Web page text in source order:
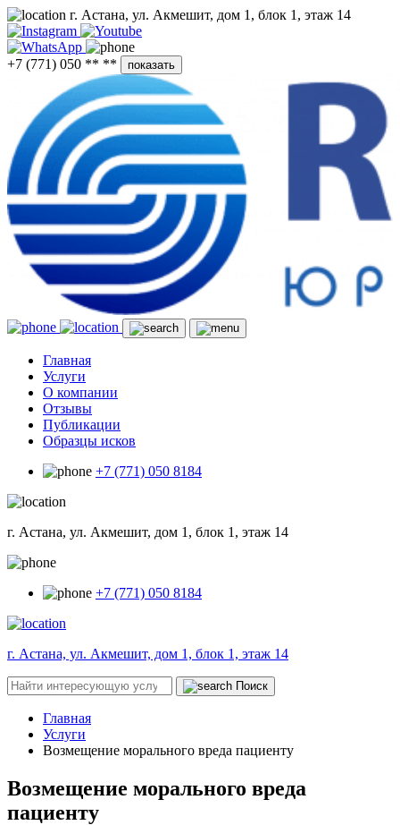
г. Астана, ул. Акмешит, дом 1, блок 1, этаж 14
+7 (771) 050 ** ** показать
Главная
Услуги
О компании
Отзывы
Публикации
Образцы исков
+7 (771) 050 8184
г. Астана, ул. Акмешит, дом 1, блок 1, этаж 14
+7 (771) 050 8184
г. Астана, ул. Акмешит, дом 1, блок 1, этаж 14
Поиск
Главная
Услуги
Возмещение морального вреда пациенту
Возмещение морального вреда
пациенту